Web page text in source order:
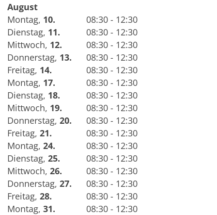
August
Montag, 10.
08:30 - 12:30
Dienstag, 11.
08:30 - 12:30
Mittwoch, 12.
08:30 - 12:30
Donnerstag, 13.
08:30 - 12:30
Freitag, 14.
08:30 - 12:30
Montag, 17.
08:30 - 12:30
Dienstag, 18.
08:30 - 12:30
Mittwoch, 19.
08:30 - 12:30
Donnerstag, 20.
08:30 - 12:30
Freitag, 21.
08:30 - 12:30
Montag, 24.
08:30 - 12:30
Dienstag, 25.
08:30 - 12:30
Mittwoch, 26.
08:30 - 12:30
Donnerstag, 27.
08:30 - 12:30
Freitag, 28.
08:30 - 12:30
Montag, 31.
08:30 - 12:30